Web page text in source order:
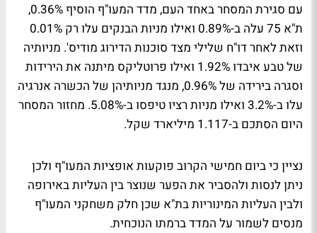
עם סגירת המסחר באחד העם, מדד המעו"ף הוסיף 0.36%,
ת"א 75 עלה ב-0.89% ואילו מניות הבנקים עלו רק 0.01%
וזאת לאחר דו"ח שלילי מצד סוכנות הדירוג מודיס'. מניותיה
של טבע איבדו 1.92% ואילו פרוטליקס מיתנה את הירידות
וסגרה בירידה של 0.96%, מנגד מניותיהן של הכשרה אנרגיה
עלו ב-3.2% ואילו מניות רציו טיפסו ב-5.08%. מחזור המסחר
היום הסתכם ב-1.117 מיליארד שקל.
נציין כי ביום חמישי הקרוב פוקעות אופציות המעו"ף ולכן
ניתן לנסות ולהסביר את הפער שנוצר בין העליות באירופה
ולבין העליות המינוריות בת"א שכן חלק משחקני המעו"ף
מנסים לשמור על המדד ברמתו הנוכחית.